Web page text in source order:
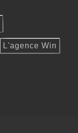
L'agence Win